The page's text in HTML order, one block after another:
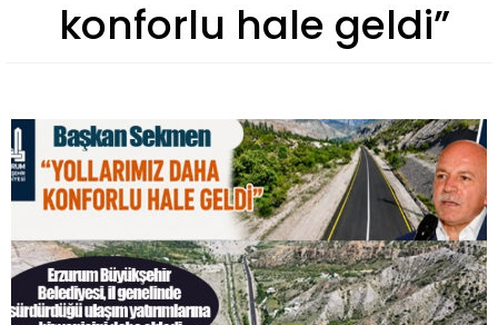
konforlu hale geldi”